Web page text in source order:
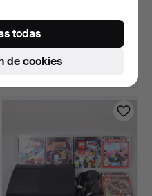
4,5 litros.
Estimación
de cookies
todas